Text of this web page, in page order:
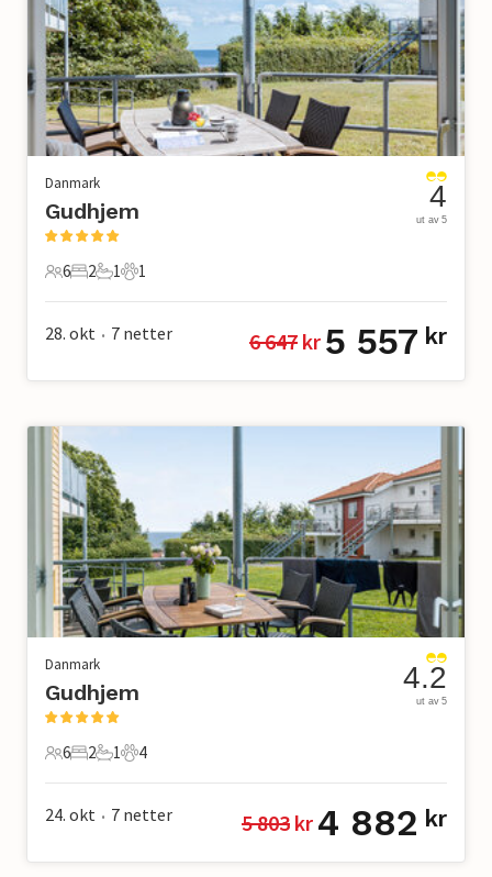
Danmark
Gudhjem
6 Gjester
6
2 Soverom
2
1 Bad
1
1 Kjæledyr
1
4
ut av 5
28. okt • 7 netter 6 647 kr 5 557 kr
Danmark
Gudhjem
6 Gjester
6
2 Soverom
2
1 Bad
1
4 Kjæledyr
4
4.2
ut av 5
24. okt • 7 netter 5 803 kr 4 882 kr